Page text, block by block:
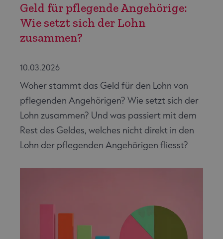
Geld für pflegende Angehörige:
Wie setzt sich der Lohn
zusammen?
10.03.2026
Woher stammt das Geld für den Lohn von
pflegenden Angehörigen? Wie setzt sich der
Lohn zusammen? Und was passiert mit dem
Rest des Geldes, welches nicht direkt in den
Lohn der pflegenden Angehörigen fliesst?